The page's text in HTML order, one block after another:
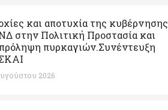
και αποτυχία της κυβέρνησης
στην Πολιτική Προστασία και
πυρκαγιών.Συνέντευξη
2026